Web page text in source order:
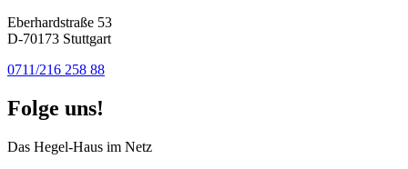
Eberhardstraße 53
D-70173 Stuttgart
0711/216 258 88
Folge uns!
Das Hegel-Haus im Netz